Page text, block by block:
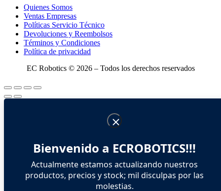
Quienes Somos
Ventas Empresas
Políticas Servicio Técnico
Devoluciones y Reembolsos
Términos y Condiciones
Política de privacidad
EC Robotics © 2026 – Todos los derechos reservados
Bienvenido a ECROBOTICS!!!
Actualmente estamos actualizando nuestros
productos, precios y stock; mil disculpas por las
molestias.